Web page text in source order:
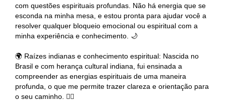
com questões espirituais profundas. Não há energia que se
esconda na minha mesa, e estou pronta para ajudar você a
resolver qualquer bloqueio emocional ou espiritual com a
minha experiência e conhecimento. 🌙
🌍 Raízes indianas e conhecimento espiritual: Nascida no
Brasil e com herança cultural indiana, fui ensinada a
compreender as energias espirituais de uma maneira
profunda, o que me permite trazer clareza e orientação para
o seu caminho. 🧘‍♀️